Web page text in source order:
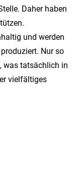
Daher haben
und werden
Nur so
was tatsächlich in
vielfältiges